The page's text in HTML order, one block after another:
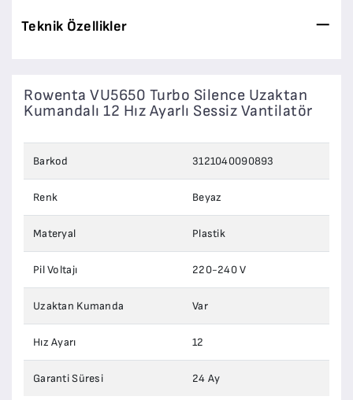
Teknik Özellikler
Rowenta VU5650 Turbo Silence Uzaktan
Kumandalı 12 Hız Ayarlı Sessiz Vantilatör
Barkod 3121040090893
Renk Beyaz
Materyal Plastik
Pil Voltajı 220-240 V
Uzaktan Kumanda Var
Hız Ayarı 12
Garanti Süresi 24 Ay